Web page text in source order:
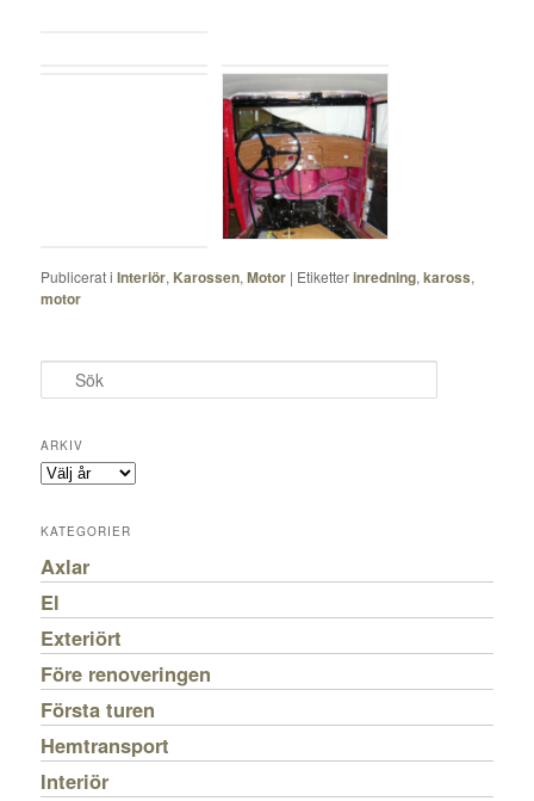
Publicerat i Interiör, Karossen,Motor | Etiketterinredning,kaross,
motor
ö
ARKIV
KATEGORIER
Axlar
El
Exteriört
Före renoveringen
Första turen
Hemtransport
Interiör